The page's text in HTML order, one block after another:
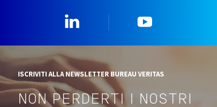
ISCRIVITI ALLA NEWSLETTER BUREAU VERITAS
NON PERDERTI I NOSTRI